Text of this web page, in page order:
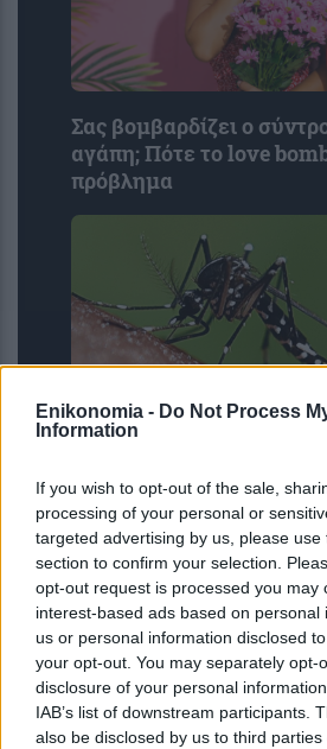
Enikonomia - Do Not Process
Information
If you wish to opt-out of the sale,
processing of your personal or
targeted advertising by us, please
section to confirm your selection.
opt-out request is processed you may
interest-based ads based on personal
us or personal information disclosed
your opt-out. You may separately opt-
disclosure of your personal
IAB’s list of downstream participants.
also be disclosed by us to third parties
Σας βομβαρδίζει ο
αγάπη; Πότε το love
πρόβλημα
Νείλου στην Αττική:
εντατικοποίηση των
κουνουπιών